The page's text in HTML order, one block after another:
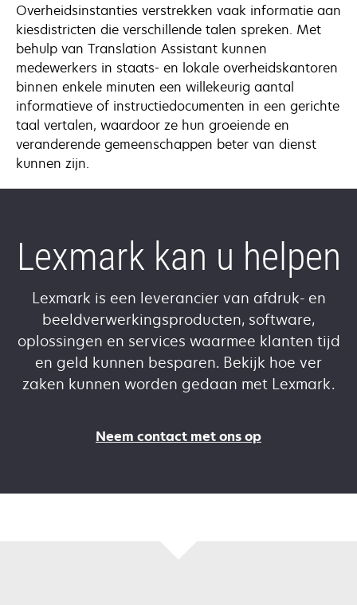
Overheidsinstanties verstrekken vaak informatie aan
kiesdistricten die verschillende talen spreken. Met
behulp van Translation Assistant kunnen
medewerkers in staats- en lokale overheidskantoren
binnen enkele minuten een willekeurig aantal
informatieve of instructiedocumenten in een gerichte
taal vertalen, waardoor ze hun groeiende en
veranderende gemeenschappen beter van dienst
kunnen zijn.
Lexmark kan u helpen
Lexmark is een leverancier van afdruk- en
beeldverwerkingsproducten, software,
oplossingen en services waarmee klanten tijd
en geld kunnen besparen. Bekijk hoe ver
zaken kunnen worden gedaan met Lexmark.
Neem contact met ons op